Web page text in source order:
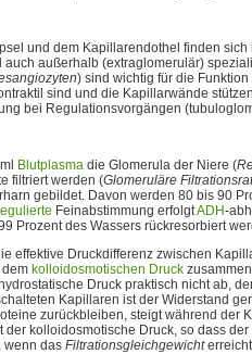
und dem Kapillarendothel finden
außerhalb (extraglomerulär)
) sind wichtig für die
sind und die Kapillarwände
bei Regulationsvorgängen
Blutplasma die Glomerula der Niere (
filtriert werden (Glomeruläre
gebildet. Davon werden 80 bis 90
Feinabstimmung erfolgtADH-
Prozent des Wassers rückresorbiert
effektive Druckdifferenz zwischen
kolloidosmotischen Druck
Druck praktisch nicht ab,
Kapillaren ist der Widerstand
zurückbleiben, steigt während der
kolloidosmotische Druck, so dass
wenn das Filtrationsgleichgewicht